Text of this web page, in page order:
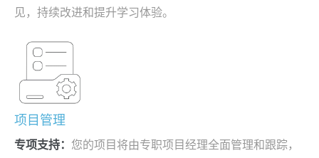
见，持续改进和提升学习体验。
项目管理
专项支持： 您的项目将由专职项目经理全面管理和跟踪，